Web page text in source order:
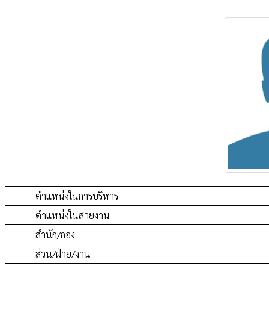
ตำแหน่งในการบริหาร
ตำแหน่งในสายงาน
สำนัก/กอง
ส่วน/ฝ่าย/งาน